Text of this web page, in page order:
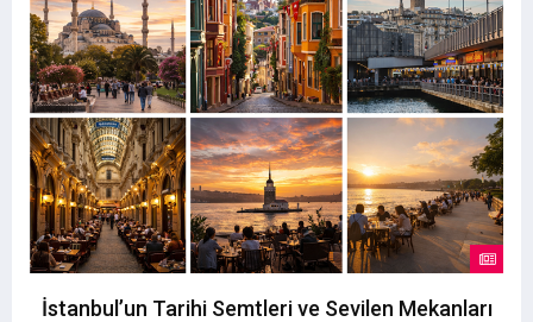
İstanbul’un Tarihi Semtleri ve Sevilen Mekanları